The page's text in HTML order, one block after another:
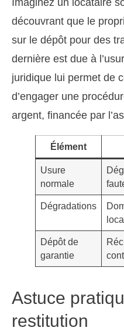
Imaginez un locataire
découvrant que le
sur le dépôt pour des
dernière est due à
juridique lui permet de
d’engager une
argent, financée par
Élément
Usure
normale
Dégradations
Dépôt de
garantie
Astuce
restitution